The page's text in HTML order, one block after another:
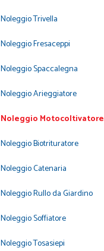
Noleggio Trivella
Noleggio Fresaceppi
Noleggio Spaccalegna
Noleggio Arieggiatore
Noleggio Motocoltivatore
Noleggio Biotrituratore
Noleggio Catenaria
Noleggio Rullo da Giardino
Noleggio Soffiatore
Noleggio Tosasiepi